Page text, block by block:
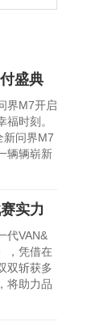
盛典
M7开启
时刻。
问界M7
辆辆崭新
实力
代VAN&
，凭借在
双斩获多
将助力品